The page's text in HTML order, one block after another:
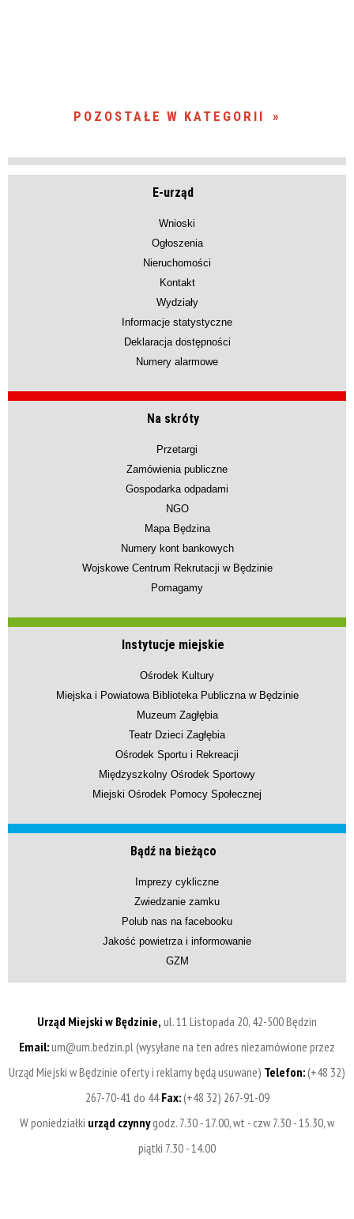
POZOSTAŁE W KATEGORII
E-urząd
Wnioski
Ogłoszenia
Nieruchomości
Kontakt
Wydziały
Informacje statystyczne
Deklaracja dostępności
Numery alarmowe
Na skróty
Przetargi
Zamówienia publiczne
Gospodarka odpadami
NGO
Mapa Będzina
Numery kont bankowych
Wojskowe Centrum Rekrutacji w Będzinie
Pomagamy
Instytucje miejskie
Ośrodek Kultury
Miejska i Powiatowa Biblioteka Publiczna w Będzinie
Muzeum Zagłębia
Teatr Dzieci Zagłębia
Ośrodek Sportu i Rekreacji
Międzyszkolny Ośrodek Sportowy
Miejski Ośrodek Pomocy Społecznej
Bądź na bieżąco
Imprezy cykliczne
Zwiedzanie zamku
Polub nas na facebooku
Jakość powietrza i informowanie
GZM
Urząd Miejski w Będzinie, ul. 11 Listopada 20, 42-500 Będzin
Email:um@um.bedzin.pl (wysyłane na ten adres niezamówione przez
Urząd Miejski w Będzinie oferty i reklamy będą usuwane) Telefon:(+48 32)
267-70-41 do 44Fax:(+48 32) 267-91-09
W poniedziałki urząd czynnygodz. 7.30 - 17.00, wt - czw 7.30 - 15.30, w
piątki 7.30 - 14.00